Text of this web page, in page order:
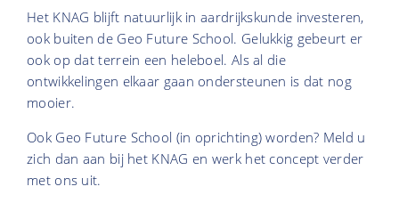
Het KNAG blijft natuurlijk in aardrijkskunde investeren,
ook buiten de Geo Future School. Gelukkig gebeurt er
ook op dat terrein een heleboel. Als al die
ontwikkelingen elkaar gaan ondersteunen is dat nog
mooier.
Ook Geo Future School (in oprichting) worden? Meld u
zich dan aan bij het KNAG en werk het concept verder
met ons uit.